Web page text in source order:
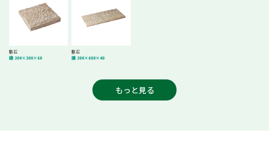
敷石
錆 300×300×60
敷石
錆 300×600×40
もっと見る